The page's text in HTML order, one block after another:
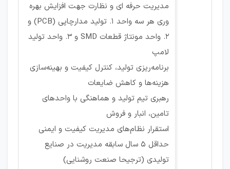
مدیریت حرفه ای و نظارت جهت افزایش بهره
وری هر سه واحد ۱. تولید مدارچاپی (PCB) و
۲. واحد مونتاژ قطعات SMD و ۳. واحد تولید
لامپ
برنامه‌ریزی تولید، کنترل کیفیت و بهینه‌سازی
هزینه‌ها و کاهش ضایعات
رهبری تیم تولید و هماهنگی با واحدهای
تامین، انبار و فروش
استقرار نظام‌های مدیریت کیفیت و ایمنی
حداقل ۵ سال سابقه مدیریت در صنایع
تولیدی (ترجیحا صنعت روشنایی)